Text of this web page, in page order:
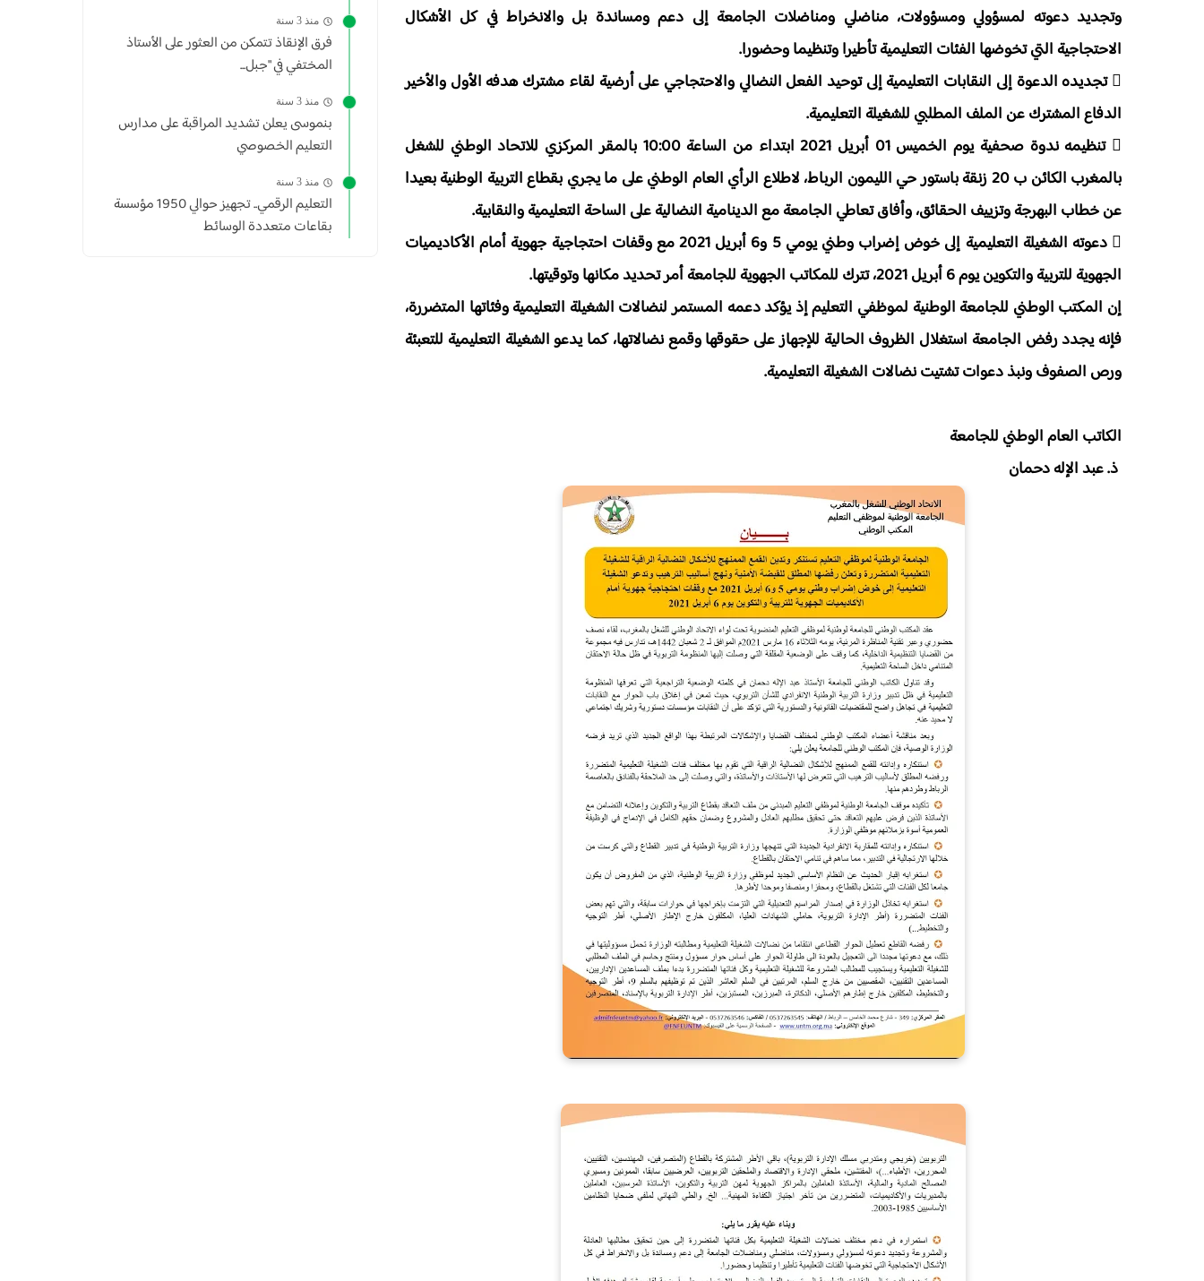
وتجديد دعوته لمسؤولي ومسؤولات، مناضلي ومناضلات الجامعة إلى دعم ومساندة بل والانخراط في كل الأشكال
الاحتجاجية التي تخوضها الفئات التعليمية تأطيرا وتنظيما وحضورا.
 تجديده الدعوة إلى النقابات التعليمية إلى توحيد الفعل النضالي والاحتجاجي على أرضية لقاء مشترك هدفه الأول والأخير
الدفاع المشترك عن الملف المطلبي للشغيلة التعليمية.
 تنظيمه ندوة صحفية يوم الخميس 01 أبريل 2021 ابتداء من الساعة 10:00 بالمقر المركزي للاتحاد الوطني للشغل
بالمغرب الكائن ب 20 زنقة باستور حي الليمون الرباط، لاطلاع الرأي العام الوطني على ما يجري بقطاع التربية الوطنية بعيدا
عن خطاب البهرجة وتزييف الحقائق، وأفاق تعاطي الجامعة مع الدينامية النضالية على الساحة التعليمية والنقابية.
 دعوته الشغيلة التعليمية إلى خوض إضراب وطني يومي 5 و6 أبريل 2021 مع وقفات احتجاجية جهوية أمام الأكاديميات
الجهوية للتربية والتكوين يوم 6 أبريل 2021، تترك للمكاتب الجهوية للجامعة أمر تحديد مكانها وتوقيتها.
إن المكتب الوطني للجامعة الوطنية لموظفي التعليم إذ يؤكد دعمه المستمر لنضالات الشغيلة التعليمية وفئاتها المتضررة،
فإنه يجدد رفض الجامعة استغلال الظروف الحالية للإجهاز على حقوقها وقمع نضالاتها، كما يدعو الشغيلة التعليمية للتعبئة
ورص الصفوف ونبذ دعوات تشتيت نضالات الشغيلة التعليمية.
الكاتب العام الوطني للجامعة
ذ. عبد الإله دحمان
منذ 3 سنة
فرق الإنقاذ تتمكن من العثور على الأستاذ
المختفي في "جبل...
منذ 3 سنة
بنموسى يعلن تشديد المراقبة على مدارس
التعليم الخصوصي
منذ 3 سنة
التعليم الرقمي.. تجهيز حوالي 1950 مؤسسة
بقاعات متعددة الوسائط